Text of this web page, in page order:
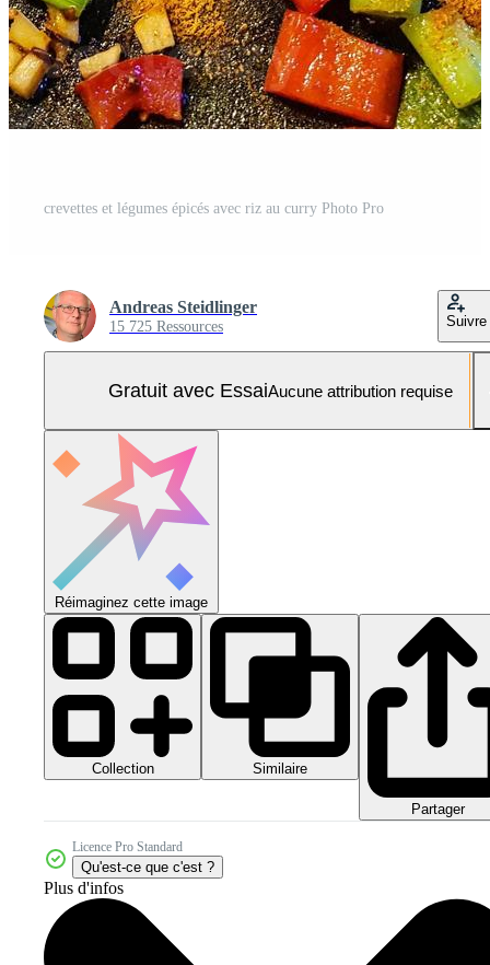
crevettes et légumes épicés avec riz au curry Photo Pro
Andreas Steidlinger
15 725 Ressources Suivre
Gratuit avec EssaiAucune attribution requise
Réimaginez cette image
Collection Similaire
Partager
Licence Pro Standard
Qu'est-ce que c'est ?
Plus d'infos